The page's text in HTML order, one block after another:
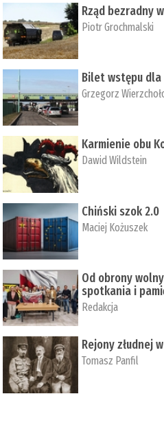
Rząd bezradny
Piotr Grochmalski
Bilet wstępu
Grzegorz
Karmienie obu
Dawid Wildstein
Chiński szok 2.0
Maciej Kożuszek
Od obrony
spotkania i
Redakcja
Rejony złudnej
Tomasz Panfil